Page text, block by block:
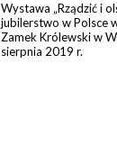
Wystawa „Rządzić i
jubilerstwo w Polsce
Zamek Królewski w
sierpnia 2019 r.